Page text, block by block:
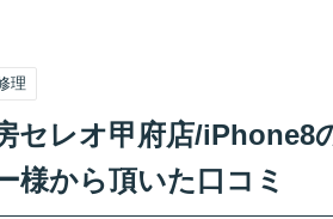
理
セレオ甲府店/iPhone8
様から頂いた口コミ